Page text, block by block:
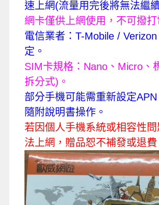
速上網(流量用完後將無法繼
網卡僅供上網使用，不可撥打
電信業者： T-Mobile / Verizon
定。
SIM卡規格： Nano、 Micro、
拆分式) 。
部分手機可能需重新設定APN
隨附說明書操作。
若因個人手機系統或相容性
法上網，贈品恕不補發或退費